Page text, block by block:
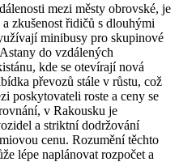
mezi městy obrovské, je
zkušenost řidičů s dlouhými
minibusy pro skupinové
do vzdálených
kde se otevírají nová
převozů stále v růstu, což
poskytovateli roste a ceny se
v Rakousku je
a striktní dodržování
cenu. Rozumění těchto
lépe naplánovat rozpočet a